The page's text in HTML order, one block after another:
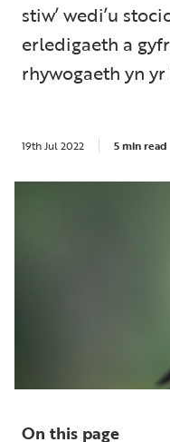
stiw’ wedi’u
erledigaeth a
rhywogaeth yn yr
19th Jul 2022 5 min read
On this page